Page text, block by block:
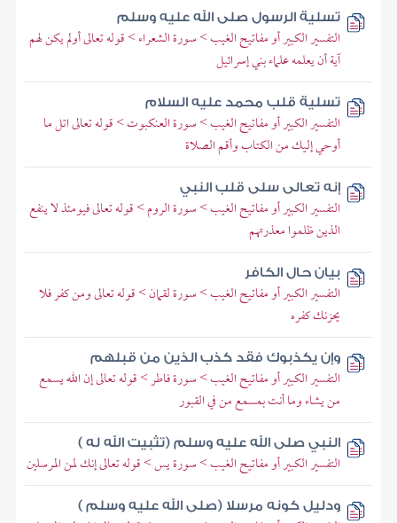
تسلية الرسول صلى الله عليه وسلم
التفسير الكبير أو مفاتيح الغيب > سورة الشعراء > قوله تعالى أولم يكن لهم
آية أن يعلمه علماء بني إسرائيل
تسلية قلب محمد عليه السلام
التفسير الكبير أو مفاتيح الغيب > سورة العنكبوت > قوله تعالى اتل ما
أوحي إليك من الكتاب وأقم الصلاة
إنه تعالى سلى قلب النبي
التفسير الكبير أو مفاتيح الغيب > سورة الروم > قوله تعالى فيومئذ لا ينفع
الذين ظلموا معذرتهم
بيان حال الكافر
التفسير الكبير أو مفاتيح الغيب > سورة لقمان > قوله تعالى ومن كفر فلا
يحزنك كفره
وإن يكذبوك فقد كذب الذين من قبلهم
التفسير الكبير أو مفاتيح الغيب > سورة فاطر > قوله تعالى إن الله يسمع
من يشاء وما أنت بمسمع من في القبور
النبي صلى الله عليه وسلم (تثبيت الله له )
التفسير الكبير أو مفاتيح الغيب > سورة يس > قوله تعالى إنك لمن المرسلين
ودليل كونه مرسلا (صلى الله عليه وسلم )